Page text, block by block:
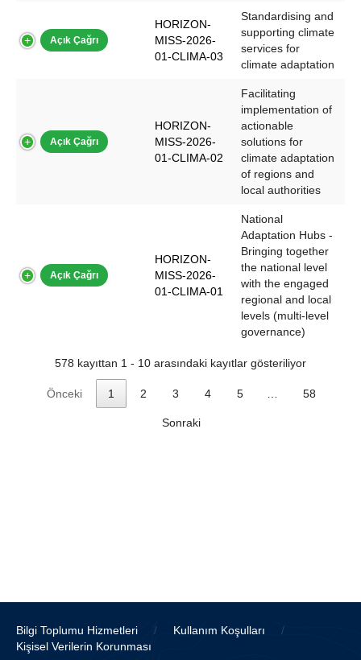
Açık Çağrı
HORIZON-
MISS-2026-
01-CLIMA-03
Standardising and
supporting climate
services for
climate adaptation
Açık Çağrı
HORIZON-
MISS-2026-
01-CLIMA-02
Facilitating
implementation of
actionable
solutions for
climate adaptation
of regions and
local authorities
Açık Çağrı
HORIZON-
MISS-2026-
01-CLIMA-01
National
Adaptation Hubs -
Bringing together
the national level
with the engaged
regional and local
levels (multi-level
governance)
578 kayıttan 1 - 10 arasındaki kayıtlar gösteriliyor
Önceki 1 2 3 4 5 … 58
Sonraki
Bilgi Toplumu Hizmetleri / Kullanım Koşulları
/
Kişisel Verilerin Korunması